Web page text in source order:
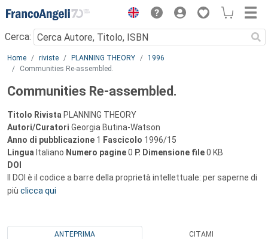
Menu
Cerca:
Main content
Home riviste PLANNING THEORY
1996
Communities Re-assembled.
Communities Re-assembled.
Titolo Rivista PLANNING THEORY
Autori/Curatori Georgia Butina-Watson
Anno di pubblicazione 1 Fascicolo 1996/15
Lingua Italiano Numero pagine0 P. Dimensione file0 KB
DOI
Il DOI è il codice a barre della proprietà intellettuale: per saperne di
più clicca qui
ANTEPRIMA CITAMI